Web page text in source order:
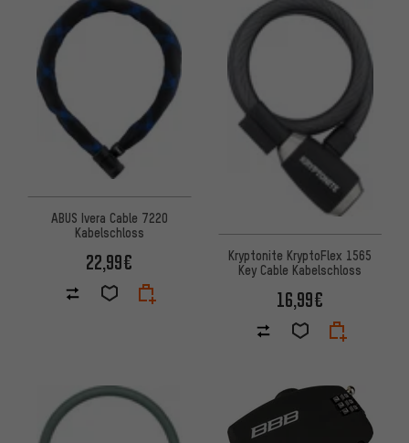
ABUS Ivera Cable 7220
Kabelschloss
22,99€
Kryptonite KryptoFlex 1565
Key Cable Kabelschloss
16,99€